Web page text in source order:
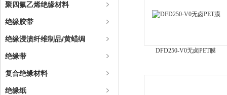
聚四氟乙烯绝缘材料
绝缘胶带
绝缘浸渍纤维制品/黄蜡绸
绝缘带
复合绝缘材料
绝缘纸
DFD250-V0无卤PET膜